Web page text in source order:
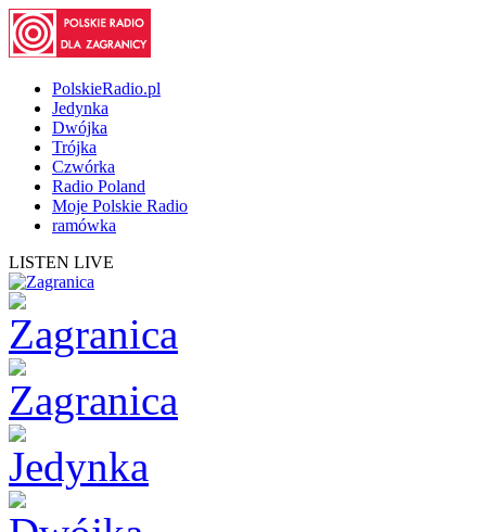
PolskieRadio.pl
Jedynka
Dwójka
Trójka
Czwórka
Radio Poland
Moje Polskie Radio
ramówka
LISTEN LIVE